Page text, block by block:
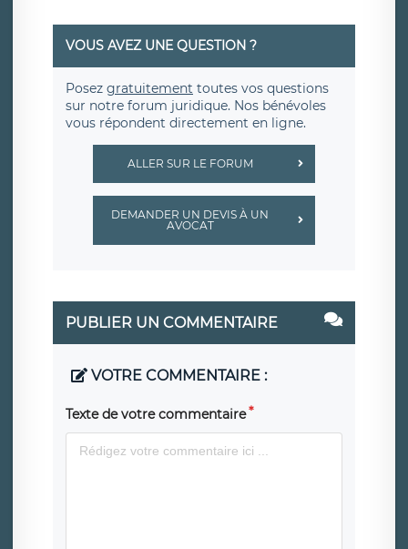
VOUS AVEZ UNE QUESTION ?
Posez gratuitement toutes vos questions
sur notre forum juridique. Nos bénévoles
vous répondent directement en ligne.
ALLER SUR LE FORUM
DEMANDER UN DEVIS À UN
AVOCAT
PUBLIER UN COMMENTAIRE
VOTRE COMMENTAIRE :
Texte de votre commentaire